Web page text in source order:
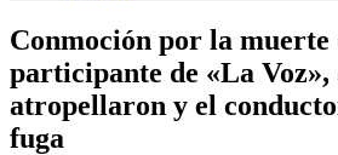
Conmoción por la muerte
participante de «La Voz»,
atropellaron y el
fuga